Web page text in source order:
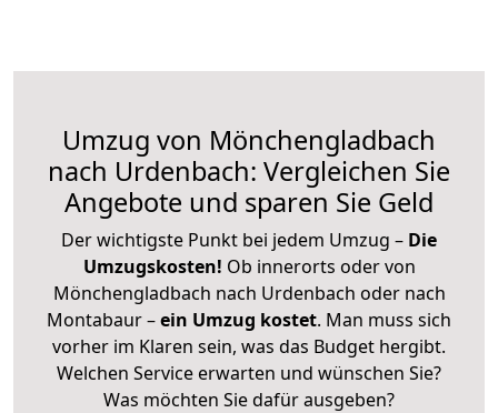
Umzug von Mönchengladbach
nach Urdenbach: Vergleichen Sie
Angebote und sparen Sie Geld
Der wichtigste Punkt bei jedem Umzug – Die
Umzugskosten! Ob innerorts oder von
Mönchengladbach nach Urdenbach oder nach
Montabaur –ein Umzug kostet. Man muss sich
vorher im Klaren sein, was das Budget hergibt.
Welchen Service erwarten und wünschen Sie?
Was möchten Sie dafür ausgeben?